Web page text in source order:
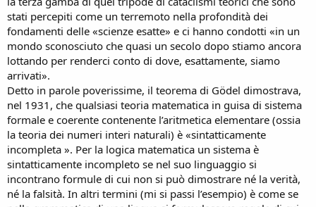
stati percepiti come un terremoto nella profondità dei
fondamenti delle «scienze esatte» e ci hanno condotti «in un
mondo sconosciuto che quasi un secolo dopo stiamo ancora
lottando per renderci conto di dove, esattamente, siamo
arrivati».
Detto in parole poverissime, il teorema di Gödel dimostrava,
nel 1931, che qualsiasi teoria matematica in guisa di sistema
formale e coerente contenente l’aritmetica elementare (ossia
la teoria dei numeri interi naturali) è «sintatticamente
incompleta ». Per la logica matematica un sistema è
sintatticamente incompleto se nel suo linguaggio si
incontrano formule di cui non si può dimostrare né la verità,
né la falsità. In altri termini (mi si passi l’esempio) è come se